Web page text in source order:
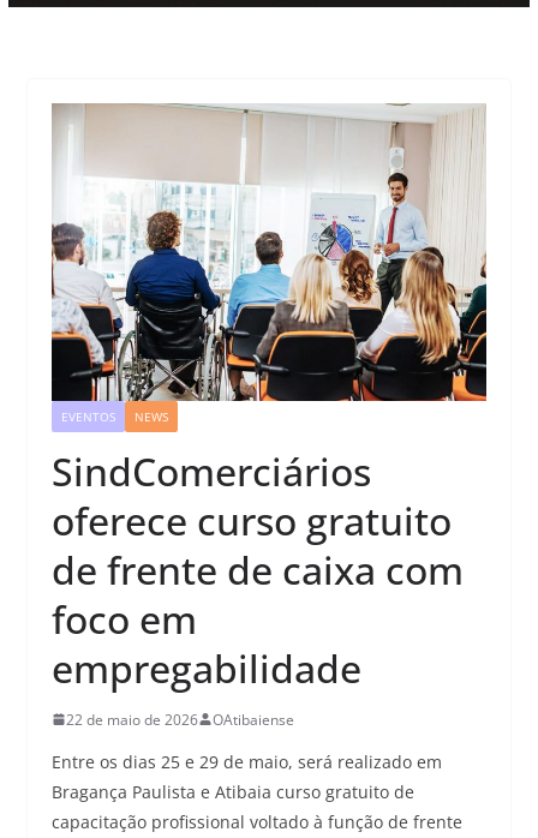
EVENTOS NEWS
SindComerciários
oferece curso gratuito
de frente de caixa com
foco em
empregabilidade
22 de maio de 2026 OAtibaiense
Entre os dias 25 e 29 de maio, será realizado em
Bragança Paulista e Atibaia curso gratuito de
capacitação profissional voltado à função de frente